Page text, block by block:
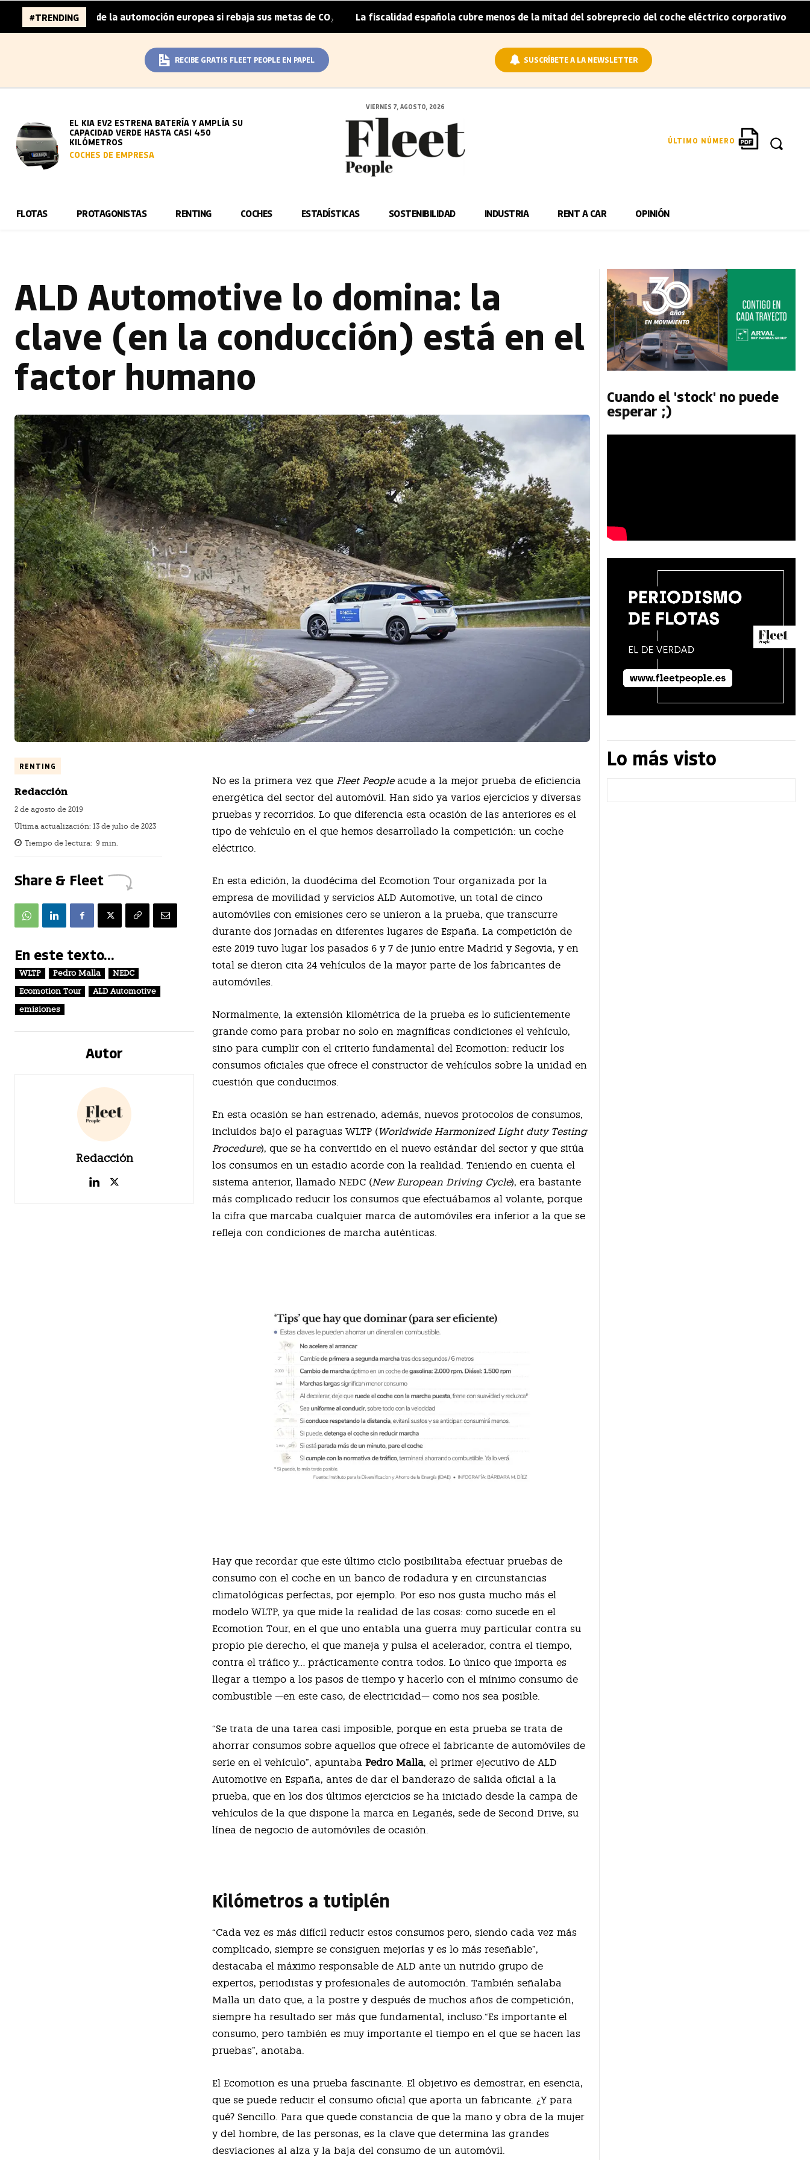
#TRENDING
de la automoción europea si rebaja sus metas de CO₂ | La fiscalidad española cubre menos de la mitad del sobreprecio del coche eléctrico corporativo | Arval
RECIBE GRATIS FLEET PEOPLE EN PAPEL SUSCRÍBETE A LA NEWSLETTER
EL KIA EV2 ESTRENA BATERÍA Y AMPLÍA SU
CAPACIDAD VERDE HASTA CASI 450
KILÓMETROS
COCHES DE EMPRESA
VIERNES 7, AGOSTO, 2026
ÚLTIMO NÚMERO
FLOTAS PROTAGONISTAS RENTING COCHES ESTADÍSTICAS SOSTENIBILIDAD INDUSTRIA RENT A CAR OPINIÓN
ALD Automotive lo domina: la
clave (en la conducción) está en el
factor humano
RENTING
Redacción
2 de agosto de 2019
Última actualización: 13 de julio de 2023
Tiempo de lectura: 9 min.
Share & Fleet
En este texto...
WLTP Pedro Malla
NEDC
Ecomotion Tour
ALD Automotive
emisiones
Autor
Redacción
No es la primera vez que Fleet People acude a la mejor prueba de eficiencia
energética del sector del automóvil. Han sido ya varios ejercicios y diversas
pruebas y recorridos. Lo que diferencia esta ocasión de las anteriores es el
tipo de vehículo en el que hemos desarrollado la competición: un coche
eléctrico.
En esta edición, la duodécima del Ecomotion Tour organizada por la
empresa de movilidad y servicios ALD Automotive, un total de cinco
automóviles con emisiones cero se unieron a la prueba, que transcurre
durante dos jornadas en diferentes lugares de España. La competición de
este 2019 tuvo lugar los pasados 6 y 7 de junio entre Madrid y Segovia, y en
total se dieron cita 24 vehículos de la mayor parte de los fabricantes de
automóviles.
Normalmente, la extensión kilométrica de la prueba es lo suficientemente
grande como para probar no solo en magníficas condiciones el vehículo,
sino para cumplir con el criterio fundamental del Ecomotion: reducir los
consumos oficiales que ofrece el constructor de vehículos sobre la unidad en
cuestión que conducimos.
En esta ocasión se han estrenado, además, nuevos protocolos de consumos,
incluidos bajo el paraguas WLTP (Worldwide Harmonized Light duty Testing
Procedure), que se ha convertido en el nuevo estándar del sector y que sitúa
los consumos en un estadio acorde con la realidad. Teniendo en cuenta el
sistema anterior, llamado NEDC (New European Driving Cycle), era bastante
más complicado reducir los consumos que efectuábamos al volante, porque
la cifra que marcaba cualquier marca de automóviles era inferior a la que se
refleja con condiciones de marcha auténticas.
Hay que recordar que este último ciclo posibilitaba efectuar pruebas de
consumo con el coche en un banco de rodadura y en circunstancias
climatológicas perfectas, por ejemplo. Por eso nos gusta mucho más el
modelo WLTP, ya que mide la realidad de las cosas: como sucede en el
Ecomotion Tour, en el que uno entabla una guerra muy particular contra su
propio pie derecho, el que maneja y pulsa el acelerador, contra el tiempo,
contra el tráfico y… prácticamente contra todos. Lo único que importa es
llegar a tiempo a los pasos de tiempo y hacerlo con el mínimo consumo de
combustible —en este caso, de electricidad— como nos sea posible.
“Se trata de una tarea casi imposible, porque en esta prueba se trata de
ahorrar consumos sobre aquellos que ofrece el fabricante de automóviles de
serie en el vehículo”, apuntabaPedro Malla, el primer ejecutivo de ALD
Automotive en España, antes de dar el banderazo de salida oficial a la
prueba, que en los dos últimos ejercicios se ha iniciado desde la campa de
vehículos de la que dispone la marca en Leganés, sede de Second Drive, su
línea de negocio de automóviles de ocasión.
Kilómetros a tutiplén
“Cada vez es más difícil reducir estos consumos pero, siendo cada vez más
complicado, siempre se consiguen mejorías y es lo más reseñable”,
destacaba el máximo responsable de ALD ante un nutrido grupo de
expertos, periodistas y profesionales de automoción. También señalaba
Malla un dato que, a la postre y después de muchos años de competición,
siempre ha resultado ser más que fundamental, incluso.“Es importante el
consumo, pero también es muy importante el tiempo en el que se hacen las
pruebas”, anotaba.
El Ecomotion es una prueba fascinante. El objetivo es demostrar, en esencia,
que se puede reducir el consumo oficial que aporta un fabricante. ¿Y para
qué? Sencillo. Para que quede constancia de que la mano y obra de la mujer
y del hombre, de las personas, es la clave que determina las grandes
desviaciones al alza y la baja del consumo de un automóvil.
Cuando el 'stock' no puede
esperar ;)
Lo más visto